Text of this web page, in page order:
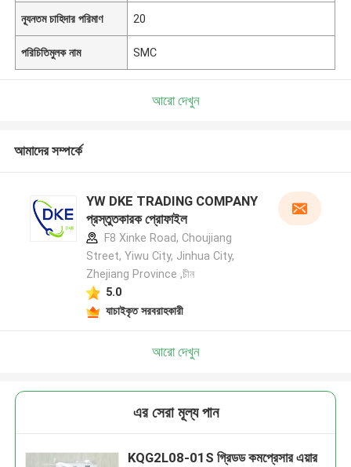
ন্যূনতম চাহিদার পরিমাণ 20
পরিচিতিমুলক নাম SMC
আরো দেখুন
আমাদের সম্পর্কে
YW DKE TRADING COMPANY
প্রস্তুতকারক প্রোফাইল
F8 Xinke Road, Choujiang
Street, Yiwu City, Jinhua City,
Zhejiang Province ,চীন
5.0
যাচাইকৃত সরবরাহকারী
আরো দেখুন
এর সেরা মূল্য পান
KQG2L08-01S গ্রিডড কমপ্রেসার এয়ার